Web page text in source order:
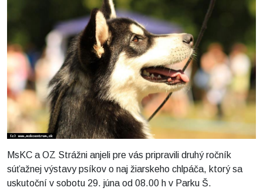
MsKC a OZ Strážni anjeli pre vás pripravili druhý ročník
súťažnej výstavy psíkov o naj žiarskeho chlpáča, ktorý sa
uskutoční v sobotu 29. júna od 08.00 h v Parku Š.